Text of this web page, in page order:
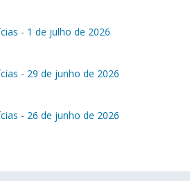
- 1 de julho de 2026
- 29 de junho de 2026
- 26 de junho de 2026